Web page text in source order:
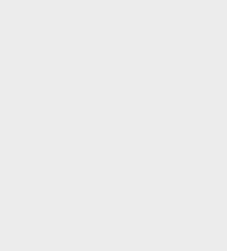
Polres Cilegon bersama
Cilegon dan unsur terkait